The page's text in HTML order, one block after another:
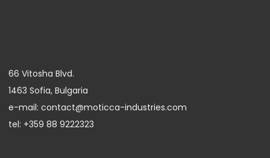
66 Vitosha Blvd.
1463 Sofia, Bulgaria
e-mail: contact@moticca-industries.com
tel: +359 88 9222323